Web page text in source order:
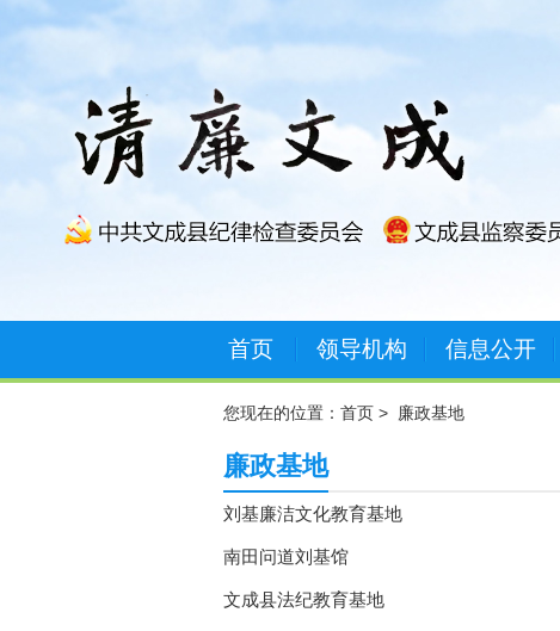
首页 领导机构 信息公开
您现在的位置： 首页> 廉政基地
廉政基地
刘基廉洁文化教育基地
南田问道刘基馆
文成县法纪教育基地